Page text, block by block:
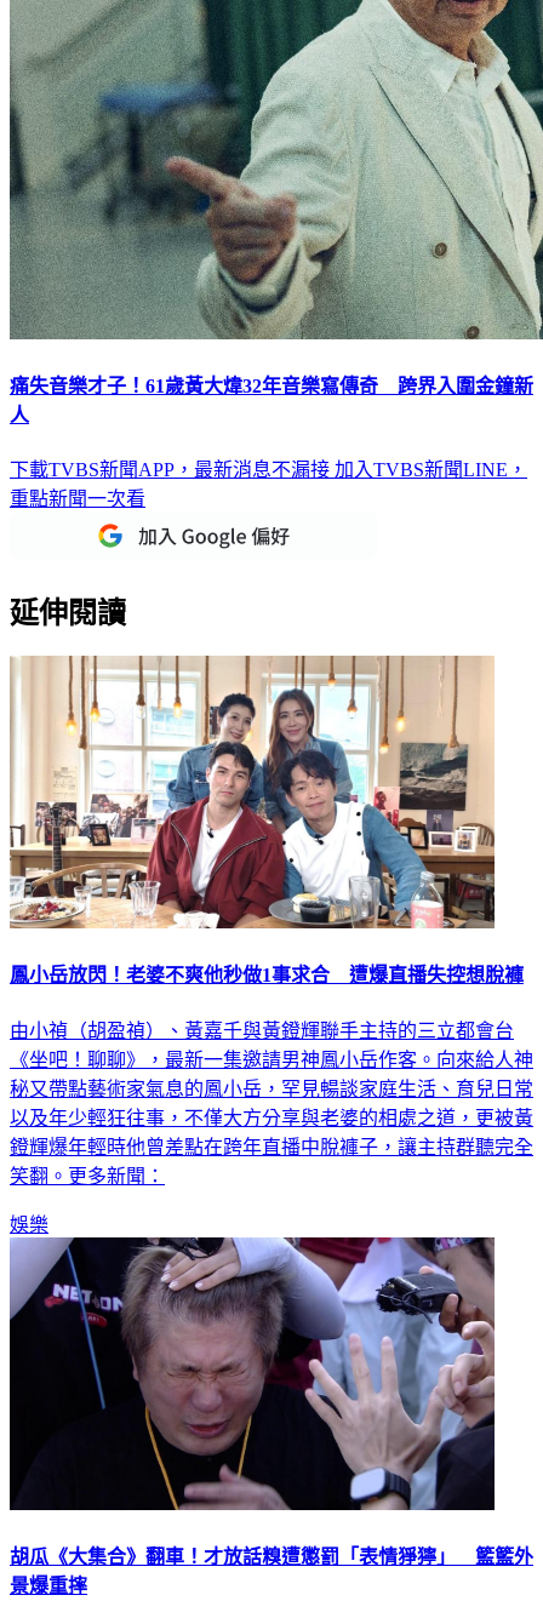
痛失音樂才子！61歲黃大煒32年音樂寫傳奇 跨界入圍金鐘新
人
下載TVBS新聞APP，最新消息不漏接 加入TVBS新聞LINE，
重點新聞一次看
延伸閱讀
鳳小岳放閃！老婆不爽他秒做1事求合 遭爆直播失控想脫褲
由小禎（胡盈禎）、黃嘉千與黃鐙輝聯手主持的三立都會台
《坐吧！聊聊》，最新一集邀請男神鳳小岳作客。向來給人神
秘又帶點藝術家氣息的鳳小岳，罕見暢談家庭生活、育兒日常
以及年少輕狂往事，不僅大方分享與老婆的相處之道，更被黃
鐙輝爆年輕時他曾差點在跨年直播中脫褲子，讓主持群聽完全
笑翻。更多新聞：
娛樂
胡瓜《大集合》翻車！才放話糗遭懲罰「表情猙獰」 籃籃外
景爆重摔